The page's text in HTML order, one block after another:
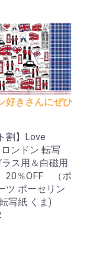
好きさんにぜひ
割】Love
ンドン 転写
ス用＆白磁用
20％OFF （ポ
ツ ポーセリン
写紙 くま)